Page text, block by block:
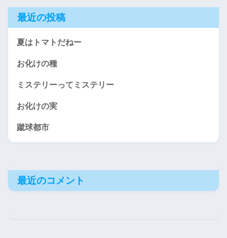
最近の投稿
夏はトマトだねー
お化けの種
ミステリーってミステリー
お化けの実
蹴球都市
最近のコメント